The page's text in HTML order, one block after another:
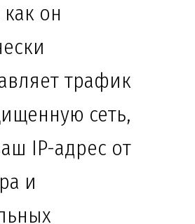
как он
трафик
сеть,
IP-адрес от
и